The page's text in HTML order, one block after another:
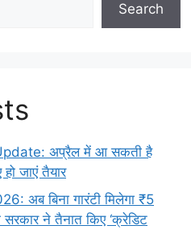
Search
अप्रैल में आ सकती है
जाएं तैयार
अब बिना गारंटी मिलेगा ₹5
ने तैनात किए ‘क्रेडिट